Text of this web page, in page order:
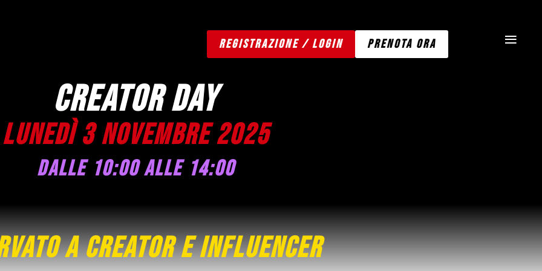
REGISTRAZIONE / LOGIN PRENOTA ORA ≡
Creator Day
Lunedì 3 Novembre 2025
dalle 10:00 alle 14:00
a creator e influencer